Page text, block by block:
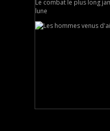
Le combat le plus long
lune